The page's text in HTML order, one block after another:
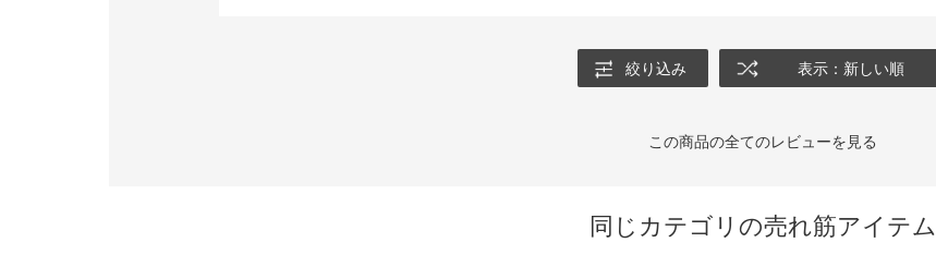
絞り込み 表示：新しい順
この商品の全てのレビューを見る
同じカテゴリの売れ筋アイテム